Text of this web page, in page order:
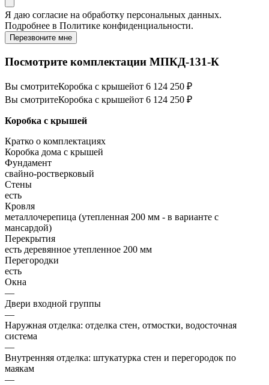
Я даю согласие на обработку персональных данных.
Подробнее в Политике конфиденциальности.
Перезвоните мне
Посмотрите комплектации МПКД-131-К
Вы смотритеКоробка с крышейот 6 124 250 ₽
Вы смотритеКоробка с крышейот 6 124 250 ₽
Коробка с крышей
Кратко о комплектациях
Коробка дома с крышей
Фундамент
свайно-ростверковый
Стены
есть
Кровля
металлочерепица (утепленная 200 мм - в варианте с
мансардой)
Перекрытия
есть деревянное утепленное 200 мм
Перегородки
есть
Окна
—
Двери входной группы
—
Наружная отделка: отделка стен, отмостки, водосточная
система
—
Внутренняя отделка: штукатурка стен и перегородок по
маякам
—